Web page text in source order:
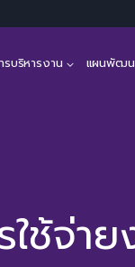
รบริหารงาน แผนพัฒน
ใช้จ่า